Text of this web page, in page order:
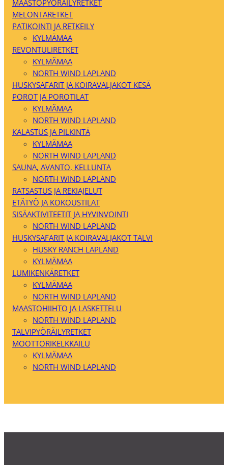
MAASTOPYÖRÄILYRETKET
MELONTARETKET
PATIKOINTI JA RETKEILY
KYLMÄMAA
REVONTULIRETKET
KYLMÄMAA
NORTH WIND LAPLAND
HUSKYSAFARIT JA KOIRAVALJAKOT KESÄ
POROT JA POROTILAT
KYLMÄMAA
NORTH WIND LAPLAND
KALASTUS JA PILKINTÄ
KYLMÄMAA
NORTH WIND LAPLAND
SAUNA, AVANTO, KELLUNTA
NORTH WIND LAPLAND
RATSASTUS JA REKIAJELUT
ETÄTYÖ JA KOKOUSTILAT
SISÄAKTIVITEETIT JA HYVINVOINTI
NORTH WIND LAPLAND
HUSKYSAFARIT JA KOIRAVALJAKOT TALVI
HUSKY RANCH LAPLAND
KYLMÄMAA
LUMIKENKÄRETKET
KYLMÄMAA
NORTH WIND LAPLAND
MAASTOHIIHTO JA LASKETTELU
NORTH WIND LAPLAND
TALVIPYÖRÄILYRETKET
MOOTTORIKELKKAILU
KYLMÄMAA
NORTH WIND LAPLAND